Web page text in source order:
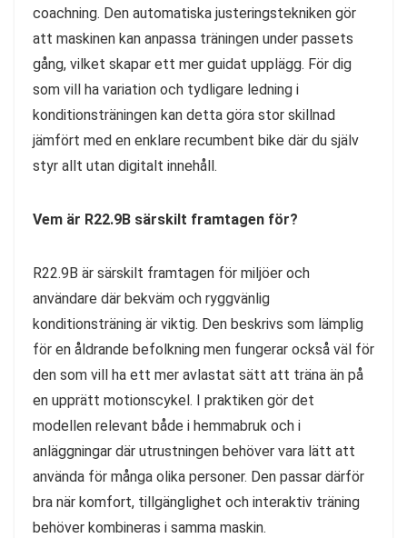
coachning. Den automatiska justeringstekniken gör
att maskinen kan anpassa träningen under passets
gång, vilket skapar ett mer guidat upplägg. För dig
som vill ha variation och tydligare ledning i
konditionsträningen kan detta göra stor skillnad
jämfört med en enklare recumbent bike där du själv
styr allt utan digitalt innehåll.
Vem är R22.9B särskilt framtagen för?
R22.9B är särskilt framtagen för miljöer och
användare där bekväm och ryggvänlig
konditionsträning är viktig. Den beskrivs som lämplig
för en åldrande befolkning men fungerar också väl för
den som vill ha ett mer avlastat sätt att träna än på
en upprätt motionscykel. I praktiken gör det
modellen relevant både i hemmabruk och i
anläggningar där utrustningen behöver vara lätt att
använda för många olika personer. Den passar därför
bra när komfort, tillgänglighet och interaktiv träning
behöver kombineras i samma maskin.